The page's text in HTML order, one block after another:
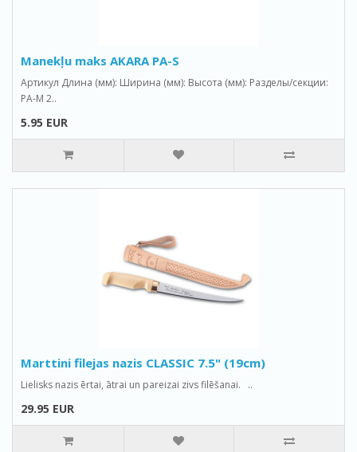
Manekļu maks AKARA PA-S
Артикул Длина (мм): Ширина (мм): Высота (мм): Разделы/секции:
PA-M 2..
5.95 EUR
Marttini filejas nazis CLASSIC 7.5" (19cm)
Lielisks nazis ērtai, ātrai un pareizai zivs filēšanai. ..
29.95 EUR